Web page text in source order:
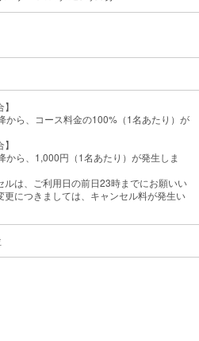
から、コース料金の100%（1名あたり）が
から、1,000円（1名あたり）が発生しま
ルは、ご利用日の前日23時までにお願いい
更につきましては、キャンセル料が発生い